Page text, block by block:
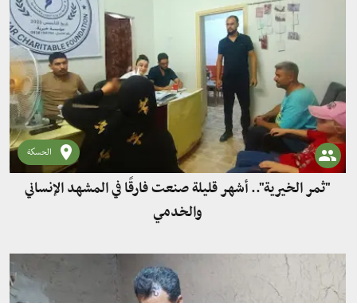
الحسكة
"ثمر الخيرية".. أشهر قليلة صنعت فارقًا في المشهد الإنساني
والخدمي